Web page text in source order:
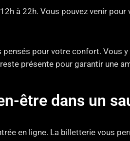
à 22h. Vous pouvez venir
pour votre confort. Vous
présente pour garantir une
être dans un
en ligne. La billetterie vous